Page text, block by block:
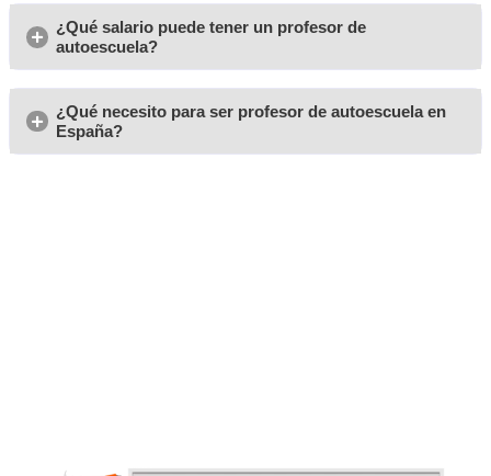
valores como el respeto por las normas de tráfico,
y el compromiso con una conducción sostenible
medio ambiente.
Si estás listo para formar parte de este apasionante
profesor de autoescuela, en AT Academia del